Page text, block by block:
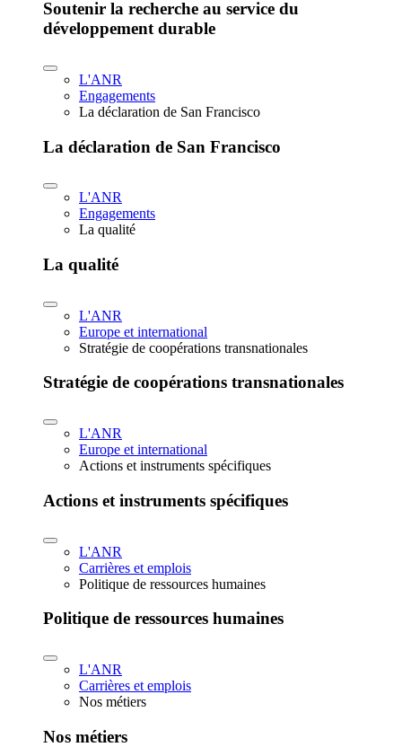
Soutenir la recherche au service du
développement durable
L'ANR
Engagements
La déclaration de San Francisco
La déclaration de San Francisco
L'ANR
Engagements
La qualité
La qualité
L'ANR
Europe et international
Stratégie de coopérations transnationales
Stratégie de coopérations transnationales
L'ANR
Europe et international
Actions et instruments spécifiques
Actions et instruments spécifiques
L'ANR
Carrières et emplois
Politique de ressources humaines
Politique de ressources humaines
L'ANR
Carrières et emplois
Nos métiers
Nos métiers